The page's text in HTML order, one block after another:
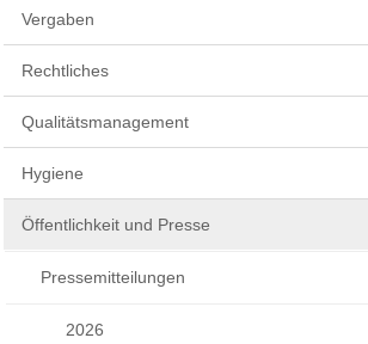
Vergaben
Rechtliches
Qualitätsmanagement
Hygiene
Öffentlichkeit und Presse
Pressemitteilungen
2026